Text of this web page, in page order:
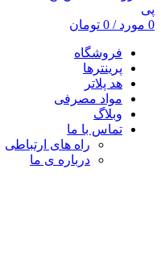
0 مورد /
0 تومان
فروشگاه
پرینترها
هد پلاتر
مواد مصرفی
وبلاگ
تماس با ما
راه های ارتباطی
درباره ی ما